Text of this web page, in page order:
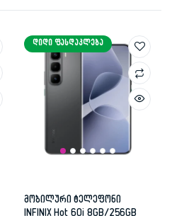
ᲓᲘᲓᲘ ᲤᲐᲡᲓᲐᲙᲚᲔᲑᲐ
მობილური ტელეფონი